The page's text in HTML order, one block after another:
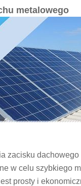
metalowego
zacisku
w celu szybkiego
prosty i